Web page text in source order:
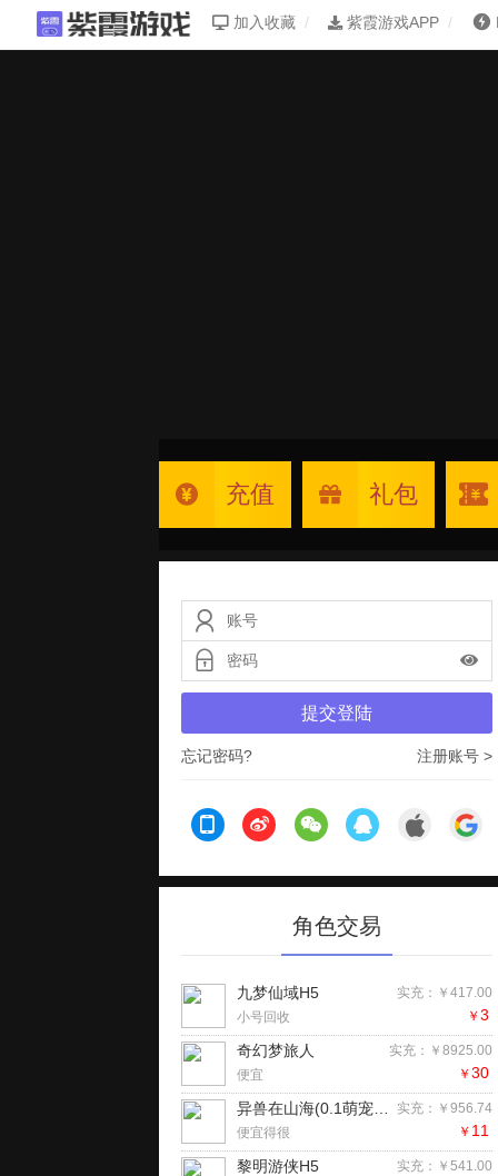
加入收藏 紫霞游戏APP
充值 礼包
提交登陆
忘记密码? 注册账号 >
角色交易
实充：￥417.00
九梦仙域H5
小号回收 ￥ 3
实充：￥8925.00
奇幻梦旅人
便宜 ￥ 30
实充：￥956.74
异兽在山海(0.1萌宠仙侠高爆版)H5
便宜得很 ￥ 11
实充：￥541.00
黎明游侠H5